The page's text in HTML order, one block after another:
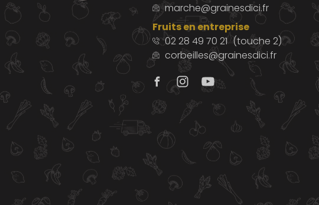
marche@grainesdici.fr
Fruits en entreprise
02 28 49 70 21 (touche 2)
corbeilles@grainesdici.fr